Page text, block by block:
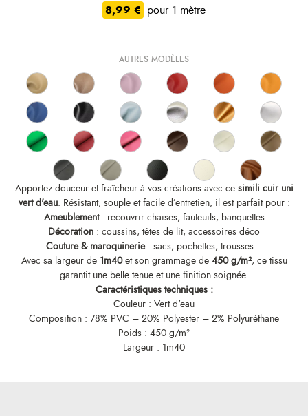
8,99 € pour 1 mètre
AUTRES MODÈLES
Apportez douceur et fraîcheur à vos créations avec ce simili cuir uni
vert d'eau. Résistant, souple et facile d’entretien, il est parfait pour :
Ameublement: recouvrir chaises, fauteuils, banquettes
Décoration : coussins, têtes de lit, accessoires déco
Couture & maroquinerie: sacs, pochettes, trousses…
Avec sa largeur de 1m40et son grammage de 450 g/m², ce tissu
garantit une belle tenue et une finition soignée.
Caractéristiques techniques :
Couleur : Vert d'eau
Composition : 78% PVC – 20% Polyester – 2% Polyuréthane
Poids : 450 g/m²
Largeur : 1m40